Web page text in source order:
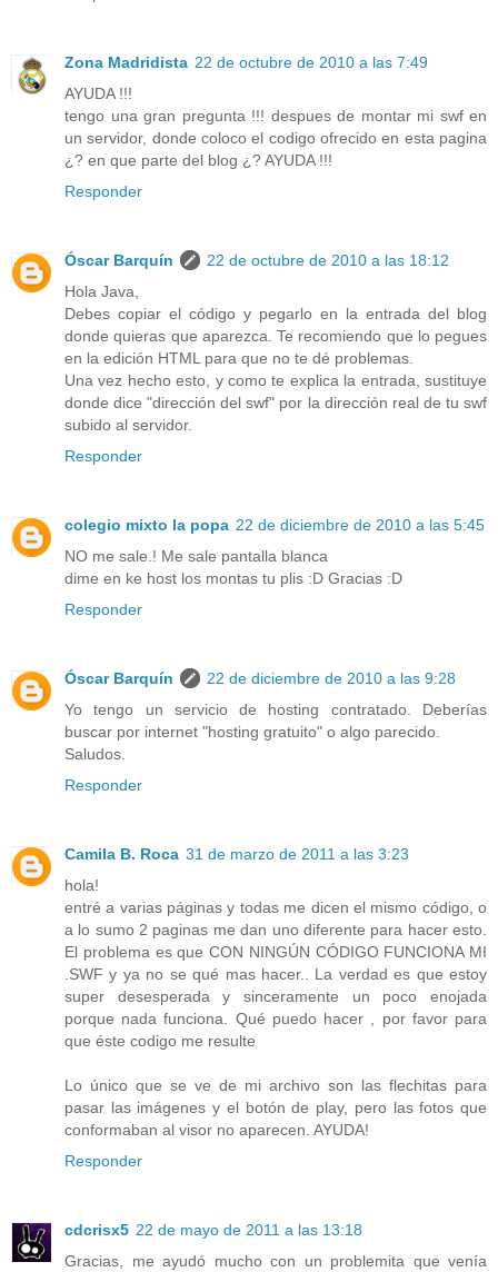
Zona Madridista 22 de octubre de 2010 a las 7:49
AYUDA !!!
tengo una gran pregunta !!! despues de montar mi swf en
un servidor, donde coloco el codigo ofrecido en esta pagina
¿? en que parte del blog ¿? AYUDA !!!
Responder
Óscar Barquín
22 de octubre de 2010 a las 18:12
Hola Java,
Debes copiar el código y pegarlo en la entrada del blog
donde quieras que aparezca. Te recomiendo que lo pegues
en la edición HTML para que no te dé problemas.
Una vez hecho esto, y como te explica la entrada, sustituye
donde dice "dirección del swf" por la dirección real de tu swf
subido al servidor.
Responder
colegio mixto la popa 22 de diciembre de 2010 a las 5:45
NO me sale.! Me sale pantalla blanca
dime en ke host los montas tu plis :D Gracias :D
Responder
Óscar Barquín
22 de diciembre de 2010 a las 9:28
Yo tengo un servicio de hosting contratado. Deberías
buscar por internet "hosting gratuito" o algo parecido.
Saludos.
Responder
Camila B. Roca 31 de marzo de 2011 a las 3:23
hola!
entré a varias páginas y todas me dicen el mismo código, o
a lo sumo 2 paginas me dan uno diferente para hacer esto.
El problema es que CON NINGÚN CÓDIGO FUNCIONA MI
.SWF y ya no se qué mas hacer.. La verdad es que estoy
super desesperada y sinceramente un poco enojada
porque nada funciona. Qué puedo hacer , por favor para
que éste codigo me resulte
Lo único que se ve de mi archivo son las flechitas para
pasar las imágenes y el botón de play, pero las fotos que
conformaban al visor no aparecen. AYUDA!
Responder
cdcrisx5 22 de mayo de 2011 a las 13:18
Gracias, me ayudó mucho con un problemita que venía